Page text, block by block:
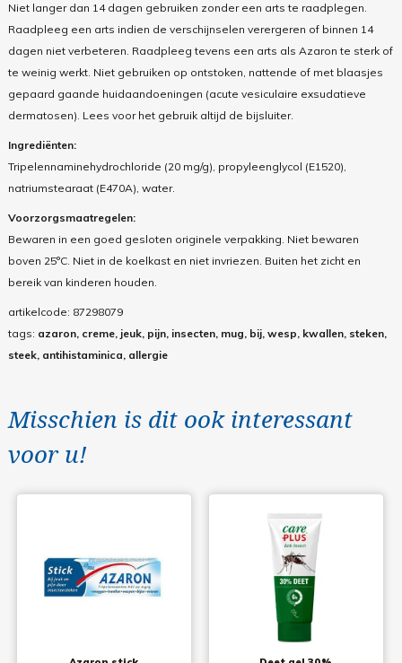
Niet langer dan 14 dagen gebruiken zonder een arts te raadplegen.
Raadpleeg een arts indien de verschijnselen verergeren of binnen 14
dagen niet verbeteren. Raadpleeg tevens een arts als Azaron te sterk of
te weinig werkt. Niet gebruiken op ontstoken, nattende of met blaasjes
gepaard gaande huidaandoeningen (acute vesiculaire exsudatieve
dermatosen). Lees voor het gebruik altijd de bijsluiter.
Ingrediënten:
Tripelennaminehydrochloride (20 mg/g), propyleenglycol (E1520),
natriumstearaat (E470A), water.
Voorzorgsmaatregelen:
Bewaren in een goed gesloten originele verpakking. Niet bewaren
boven 25°C. Niet in de koelkast en niet invriezen. Buiten het zicht en
bereik van kinderen houden.
artikelcode: 87298079
tags: azaron, creme, jeuk, pijn, insecten, mug, bij, wesp, kwallen, steken,
steek, antihistaminica, allergie
Misschien is dit ook interessant
voor u!